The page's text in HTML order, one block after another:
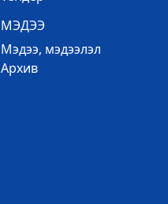
МЭДЭЭ
Mэдээ, мэдээлэл
Архив